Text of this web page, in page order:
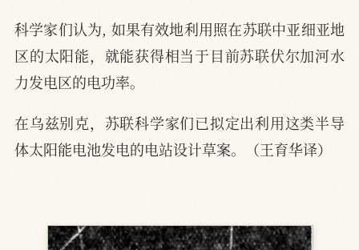
科学家们认为, 如果有效地利用照在苏联中亚细亚地
区的太阳能，就能获得相当于目前苏联伏尔加河水
力发电区的电功率。
在乌兹别克，苏联科学家们已拟定出利用这类半导
体太阳能电池发电的电站设计草案。（王育华译）